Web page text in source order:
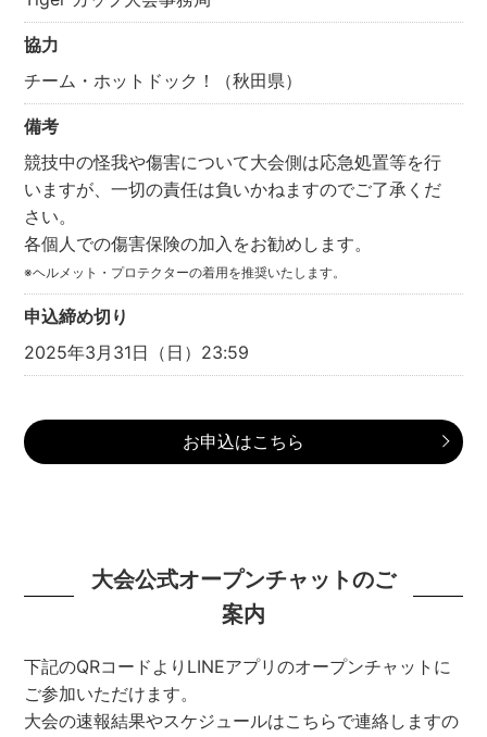
協力
チーム・ホットドック！（秋田県）
備考
競技中の怪我や傷害について大会側は応急処置等を行
いますが、一切の責任は負いかねますのでご了承くだ
さい。
各個人での傷害保険の加入をお勧めします。
※ヘルメット・プロテクターの着用を推奨いたします。
申込締め切り
2025年3月31日（日）23:59
お申込はこちら
大会公式オープンチャットのご
案内
下記のQRコードよりLINEアプリのオープンチャットに
ご参加いただけます。
大会の速報結果やスケジュールはこちらで連絡しますの